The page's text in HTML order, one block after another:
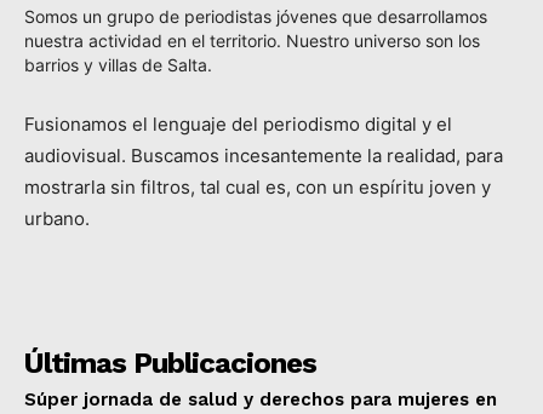
Somos un grupo de periodistas jóvenes que desarrollamos
nuestra actividad en el territorio. Nuestro universo son los
barrios y villas de Salta.
Fusionamos el lenguaje del periodismo digital y el
audiovisual. Buscamos incesantemente la realidad, para
mostrarla sin filtros, tal cual es, con un espíritu joven y
urbano.
Últimas Publicaciones
Súper jornada de salud y derechos para mujeres en